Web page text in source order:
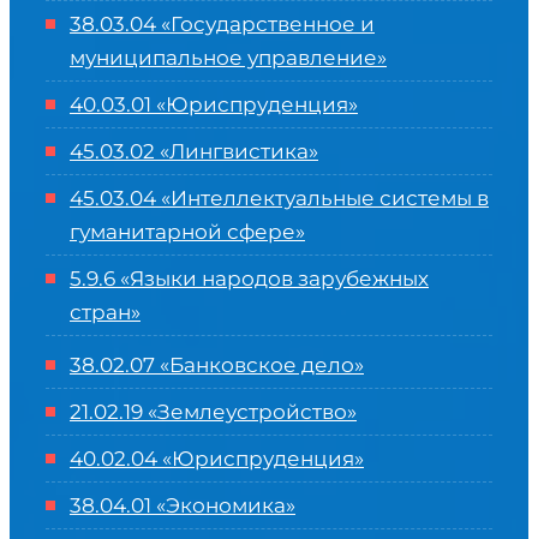
38.03.04 «Государственное и
муниципальное управление»
40.03.01 «Юриспруденция»
45.03.02 «Лингвистика»
45.03.04 «Интеллектуальные системы в
гуманитарной сфере»
5.9.6 «Языки народов зарубежных
стран»
38.02.07 «Банковское дело»
21.02.19 «Землеустройство»
40.02.04 «Юриспруденция»
38.04.01 «Экономика»